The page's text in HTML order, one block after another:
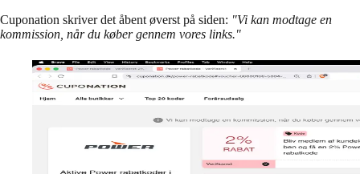
Cuponation skriver det åbent øverst på siden: "Vi kan modtage en
kommission, når du køber gennem vores links."